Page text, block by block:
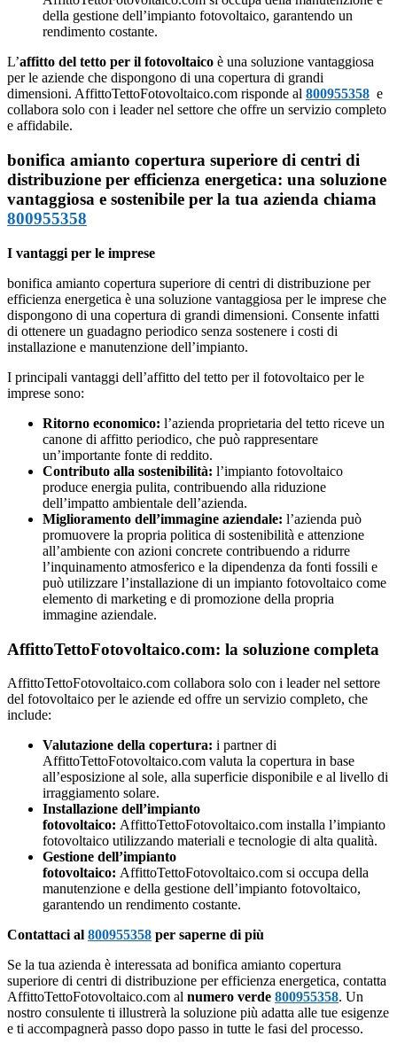
della gestione dell’impianto fotovoltaico, garantendo un
rendimento costante.
L’affitto del tetto per il fotovoltaico è una soluzione vantaggiosa
per le aziende che dispongono di una copertura di grandi
dimensioni. AffittoTettoFotovoltaico.com risponde al 800955358 e
collabora solo con i leader nel settore che offre un servizio completo
e affidabile.
bonifica amianto copertura superiore di centri di
distribuzione per efficienza energetica: una soluzione
vantaggiosa e sostenibile per la tua azienda chiama
800955358
I vantaggi per le imprese
bonifica amianto copertura superiore di centri di distribuzione per
efficienza energetica è una soluzione vantaggiosa per le imprese che
dispongono di una copertura di grandi dimensioni. Consente infatti
di ottenere un guadagno periodico senza sostenere i costi di
installazione e manutenzione dell’impianto.
I principali vantaggi dell’affitto del tetto per il fotovoltaico per le
imprese sono:
Ritorno economico: l’azienda proprietaria del tetto riceve un
canone di affitto periodico, che può rappresentare
un’importante fonte di reddito.
Contributo alla sostenibilità: l’impianto fotovoltaico
produce energia pulita, contribuendo alla riduzione
dell’impatto ambientale dell’azienda.
Miglioramento dell’immagine aziendale: l’azienda può
promuovere la propria politica di sostenibilità e attenzione
all’ambiente con azioni concrete contribuendo a ridurre
l’inquinamento atmosferico e la dipendenza da fonti fossili e
può utilizzare l’installazione di un impianto fotovoltaico come
elemento di marketing e di promozione della propria
immagine aziendale.
AffittoTettoFotovoltaico.com: la soluzione completa
AffittoTettoFotovoltaico.com collabora solo con i leader nel settore
del fotovoltaico per le aziende ed offre un servizio completo, che
include:
Valutazione della copertura: i partner di
AffittoTettoFotovoltaico.com valuta la copertura in base
all’esposizione al sole, alla superficie disponibile e al livello di
irraggiamento solare.
Installazione dell’impianto
fotovoltaico: AffittoTettoFotovoltaico.com installa l’impianto
fotovoltaico utilizzando materiali e tecnologie di alta qualità.
Gestione dell’impianto
fotovoltaico: AffittoTettoFotovoltaico.com si occupa della
manutenzione e della gestione dell’impianto fotovoltaico,
garantendo un rendimento costante.
Contattaci al 800955358 per saperne di più
Se la tua azienda è interessata ad bonifica amianto copertura
superiore di centri di distribuzione per efficienza energetica, contatta
AffittoTettoFotovoltaico.com al numero verde 800955358. Un
nostro consulente ti illustrerà la soluzione più adatta alle tue esigenze
e ti accompagnerà passo dopo passo in tutte le fasi del processo.